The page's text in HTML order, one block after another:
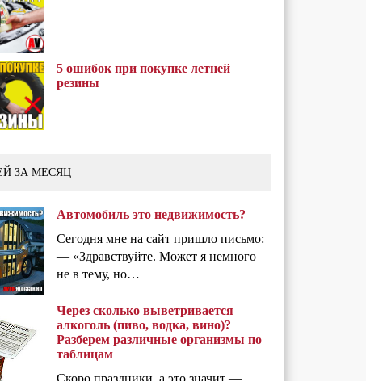
5 ошибок при покупке летней
резины
ЗА МЕСЯЦ
Автомобиль это недвижимость?
Сегодня мне на сайт пришло письмо:
— «Здравствуйте. Может я немного
не в тему, но…
Через сколько выветривается
алкоголь (пиво, водка, вино)?
Разберем различные организмы по
таблицам